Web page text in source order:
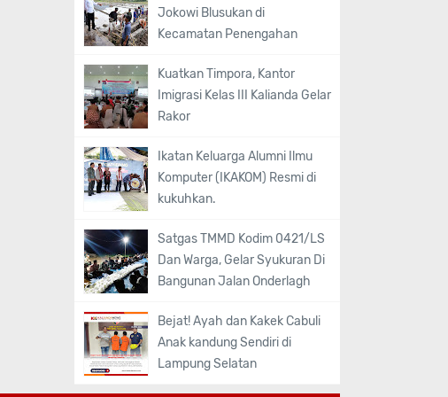
Jokowi Blusukan di
Kecamatan Penengahan
Kuatkan Timpora, Kantor
Imigrasi Kelas III Kalianda Gelar
Rakor
Ikatan Keluarga Alumni Ilmu
Komputer (IKAKOM) Resmi di
kukuhkan.
Satgas TMMD Kodim 0421/LS
Dan Warga, Gelar Syukuran Di
Bangunan Jalan Onderlagh
Bejat! Ayah dan Kakek Cabuli
Anak kandung Sendiri di
Lampung Selatan